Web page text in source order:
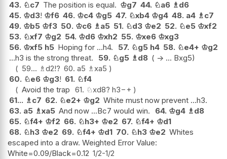
43. ♘c7 The position is equal. ♔g7 44. ♘a6 ♗d6
45. ♔d3! ♔f6 46. ♔c4 ♔g5 47. ♘xb4 ♔g4 48. a4 ♗c7
49. ♔b5 ♔f3 50. ♔c6 ♗a5 51. ♘d3 ♔e2 52. ♘e5 ♔xf2
53. ♘xf7 ♔g2 54. ♔d6 ♔xh2 55. ♔xe6 ♔xg3
56. ♔xf5 h5 Hoping for ...h4. 57. ♘g5 h4 58. ♘e4+ ♔g2
...h3 is the strong threat.
59. ♘g5 ♗d8 ( -> ... Bxg5)
59... ♗d2!? 60. a5 ♗xa5
60. ♘e6 ♔g3! 61. ♘f4
Avoid the trap 61. ♘xd8? h3−+
61... ♗c7 62. ♘e2+ ♔g2 White must now prevent ...h3.
63. a5 ♗xa5 And now ...Bc7 would win. 64. ♔g4 ♗d8
65. ♘f4+ ♔f2 66. ♘h3+ ♔e2 67. ♘f4+ ♔d1
68. ♘h3 ♔e2 69. ♘f4+ ♔d1 70. ♘h3 ♔e2 Whites
escaped into a draw. Weighted Error Value:
White=0.09/Black=0.12 1/2-1/2